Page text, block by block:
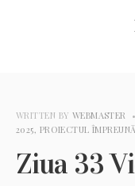
WRITTEN BY WEBMASTER •
2025, PROIECTUL ÎMPREUNĂ
Ziua 33